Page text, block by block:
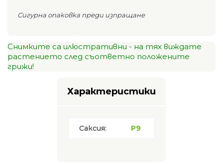
Сигурна опаковка преди изпращане
Снимките са илюстративни - на тях виждате
растението след съответно положените
грижи!
Характеристики
Саксия: P9